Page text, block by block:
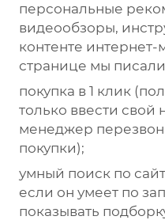
персональные
видеообзоры,
контенте интернет-
странице мы писали
покупка в 1 клик
только ввести свой
менеджер
покупки);
умный поиск по
если он умеет по
показывать